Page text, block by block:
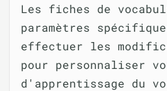
Les fiches de
paramètres
effectuer les
pour personnaliser
d'apprentissage du